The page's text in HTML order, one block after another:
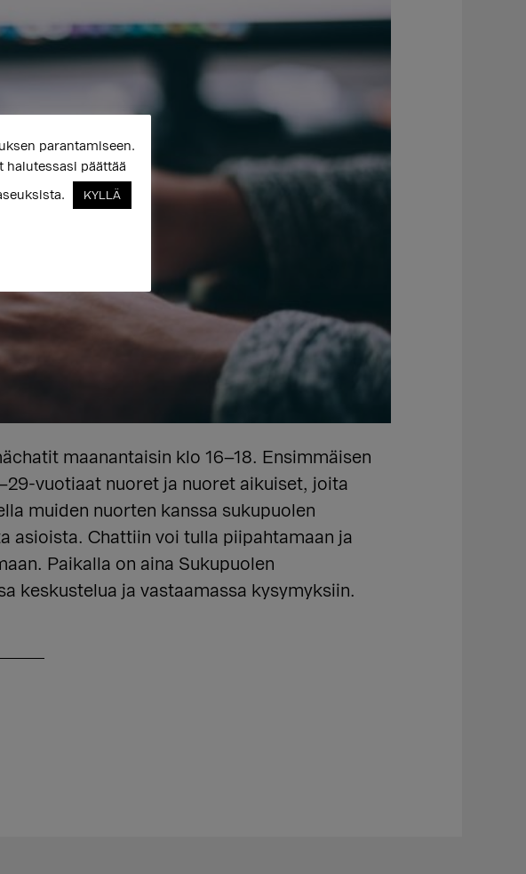
maanantaisin klo 16–18. Ensimmäisen
vuotiaat nuoret ja nuoret aikuiset, joita
muiden nuorten kanssa sukupuolen
asioista. Chattiin voi tulla piipahtamaan ja
Paikalla on aina Sukupuolen
keskustelua ja vastaamassa kysymyksiin.
parantamiseen.
halutessasi päättää
KYLLÄ